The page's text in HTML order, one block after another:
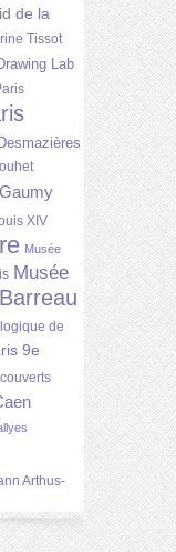
de la
Tissot
Lab
XIV
Musée
Musée
de
9e
Arthus-